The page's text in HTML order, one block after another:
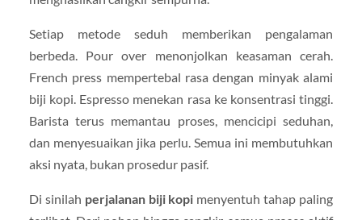
Setiap metode seduh memberikan pengalaman
berbeda. Pour over menonjolkan keasaman cerah.
French press mempertebal rasa dengan minyak alami
biji kopi. Espresso menekan rasa ke konsentrasi tinggi.
Barista terus memantau proses, mencicipi seduhan,
dan menyesuaikan jika perlu. Semua ini membutuhkan
aksi nyata, bukan prosedur pasif.
Di sinilah perjalanan biji kopi menyentuh tahap paling